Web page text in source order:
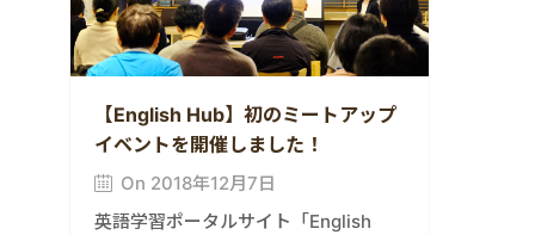
【English Hub】初のミートアップ
イベントを開催しました！
On 2018年12月7日
英語学習ポータルサイト「English